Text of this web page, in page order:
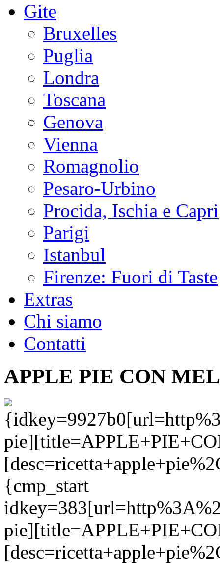
Gite
Bruxelles
Puglia
Londra
Toscana
Genova
Vienna
Romagnolio
Pesaro-Urbino
Procida, Ischia e Capri
Parigi
Istanbul
Firenze: Fuori di Taste
Extras
Chi siamo
Contatti
APPLE PIE CON
{cmp_start